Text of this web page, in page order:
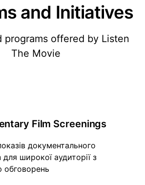
and Initiatives
programs offered by Listen
The Movie
Film Screenings
документального
широкої аудиторії з
обговорень